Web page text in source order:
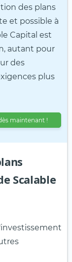
des plans
et possible à
Capital est
autant pour
des
plus
maintenant !
Scalable